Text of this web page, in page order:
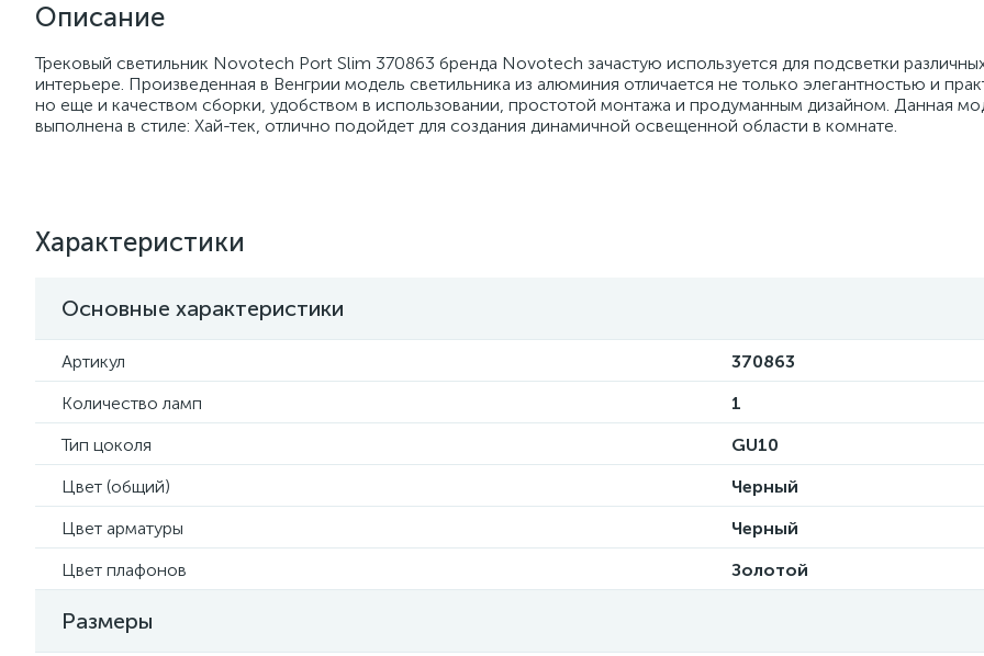
Описание
Трековый светильник Novotech Port Slim 370863 бренда Novotech зачастую используется для подсветки
интерьере. Произведенная в Венгрии модель светильника из алюминия отличается не только элегантностью и
но еще и качеством сборки, удобством в использовании, простотой монтажа и продуманным дизайном. Данная
выполнена в стиле: Хай-тек, отлично подойдет для создания динамичной освещенной области в комнате.
Характеристики
Основные характеристики
Артикул
370863
Количество ламп
1
Тип цоколя
GU10
Цвет (общий)
Черный
Цвет арматуры
Черный
Цвет плафонов
Золотой
Размеры